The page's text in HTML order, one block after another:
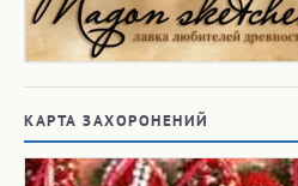
КАРТА ЗАХОРОНЕНИЙ